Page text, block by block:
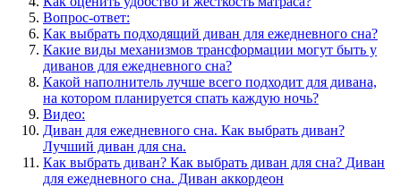
Вопрос-ответ:
Как выбрать подходящий диван для ежедневного сна?
Какие виды механизмов трансформации могут быть у
диванов для ежедневного сна?
Какой наполнитель лучше всего подходит для дивана,
на котором планируется спать каждую ночь?
Видео:
Диван для ежедневного сна. Как выбрать диван?
Лучший диван для сна.
Как выбрать диван? Как выбрать диван для сна? Диван
для ежедневного сна. Диван аккордеон